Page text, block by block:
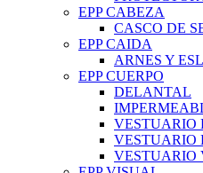
EPP CABEZA
CASCO DE
EPP CAIDA
ARNES Y
EPP CUERPO
DELANTAL
VESTUARIO
VESTUARIO
VESTUARIO